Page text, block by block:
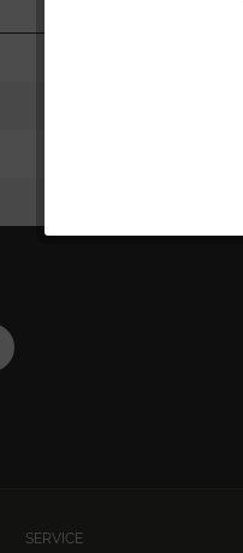
SERVICE